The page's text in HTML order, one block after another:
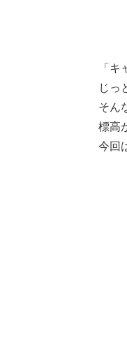
「
じっ
そん
標高
今回